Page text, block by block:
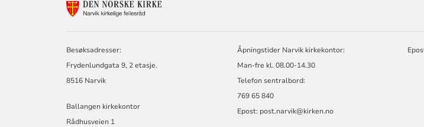
FELLESRÅD
Besøksadresser:
Frydenlundgata 9, 2 etasje.
8516 Narvik
Ballangen kirkekontor
Rådhusveien 1
Åpningstider Narvik kirkekontor:
Man-fre kl. 08.00-14.30
Telefon sentralbord:
769 65 840
Epost: post.narvik@kirken.no